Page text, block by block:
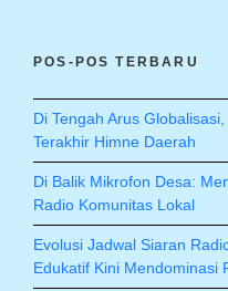
POS-POS TERBARU
Di Tengah Arus
Terakhir Himne Daerah
Di Balik Mikrofon Desa:
Radio Komunitas Lokal
Evolusi Jadwal Siaran
Edukatif Kini Mendominasi